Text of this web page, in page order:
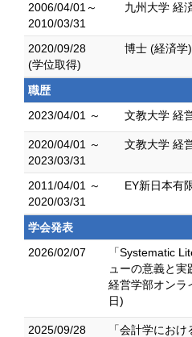
2006/04/01～
2010/03/31
九州大学 経
2020/09/28
(学位取得)
博士 (経済学)
職歴
2023/04/01 ～
文教大学 経
2020/04/01 ～
2023/03/31
文教大学 経
2011/04/01 ～
2020/03/31
EY新日本有
学会発表
2026/02/07
「Systematic
ューの意義と
経営学部オンラ
日)
2025/09/28
「会計学にお